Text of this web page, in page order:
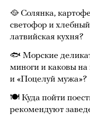
🥘 Солянка,
светофор и хлебный
латвийская кухня?
🐟 Морские
миноги и каковы
и «Поцелуй мужа»?
🍽 Куда пойти
рекомендуют